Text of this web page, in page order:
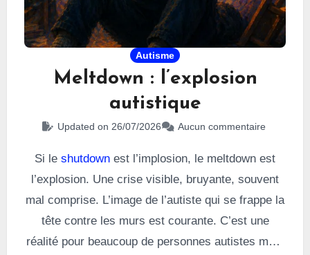
Autisme
Meltdown : l’explosion
autistique
Updated on 26/07/2026 Aucun commentaire
Si le shutdown est l’implosion, le meltdown est
l’explosion. Une crise visible, bruyante, souvent
mal comprise. L’image de l’autiste qui se frappe la
tête contre les murs est courante. C’est une
réalité pour beaucoup de personnes autistes mais